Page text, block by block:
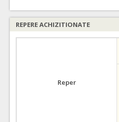
REPERE ACHIZITIONATE
Reper